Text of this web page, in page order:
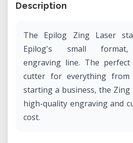
Description
The Epilog Zing Laser
Epilog's small format,
engraving line. The
cutter for everything
starting a business, the Zing
high-quality engraving and
cost.